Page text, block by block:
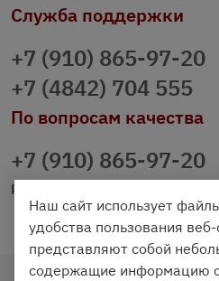
Служба поддержки
+7 (910) 865-97-20
+7 (4842) 704 555
По вопросам качества
+7 (910) 865-97-20
prazdnichniy40@palmi.ru
Наш сайт использует
удобства пользования
представляют собой
содержащие информацию